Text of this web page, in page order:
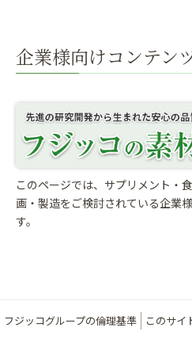
企業様向けコンテン
このページでは、サプリメント・
画・製造をご検討されている企業
す。
フジッコグループの倫理基準 このサイ